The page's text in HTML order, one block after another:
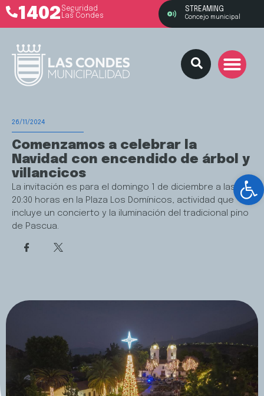
1402 Seguridad
Las Condes
STREAMING
Concejo municipal
26/11/2024
Comenzamos a celebrar la
Navidad con encendido de árbol y
villancicos
La invitación es para el domingo 1 de diciembre a las
20:30 horas en la Plaza Los Domínicos, actividad que
incluye un concierto y la iluminación del tradicional pino
de Pascua.